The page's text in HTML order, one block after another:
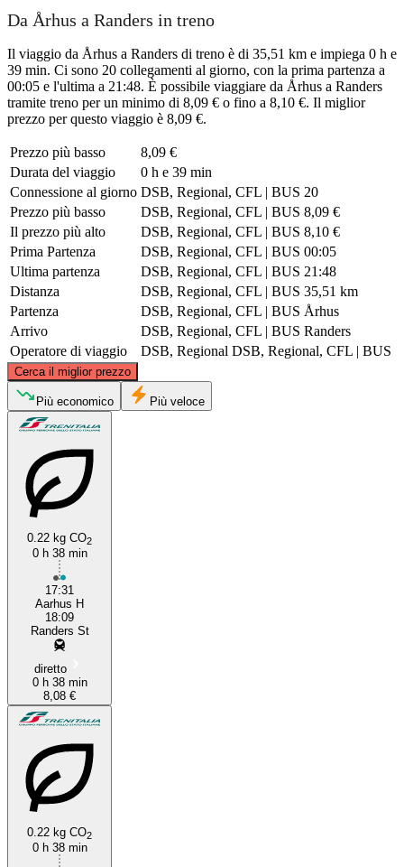
Da Århus a Randers in treno
Il viaggio da Århus a Randers di treno è di 35,51 km e impiega 0 h e
39 min. Ci sono 20 collegamenti al giorno, con la prima partenza a
00:05 e l'ultima a 21:48. È possibile viaggiare da Århus a Randers
tramite treno per un minimo di 8,09 € o fino a 8,10 €. Il miglior
prezzo per questo viaggio è 8,09 €.
Prezzo più basso
8,09 €
Durata del viaggio
0 h e 39 min
Connessione al giorno DSB, Regional, CFL | BUS 20
Prezzo più basso
DSB, Regional, CFL | BUS 8,09 €
Il prezzo più alto
DSB, Regional, CFL | BUS 8,10 €
Prima Partenza
DSB, Regional, CFL | BUS 00:05
Ultima partenza
DSB, Regional, CFL | BUS 21:48
Distanza
DSB, Regional, CFL | BUS 35,51 km
Partenza
DSB, Regional, CFL | BUS Århus
Arrivo
DSB, Regional, CFL | BUS Randers
Operatore di viaggio
DSB, Regional DSB, Regional, CFL | BUS
Cerca il miglior prezzo
Randers
©CARTO, ©OpenStreetMapcontributors
Più economico Più veloce
0.22 kg CO2
0 h 38 min
17:31
Aarhus H
18:09
Randers St
diretto
0 h 38 min
8,08 €
0.22 kg CO2
0 h 38 min